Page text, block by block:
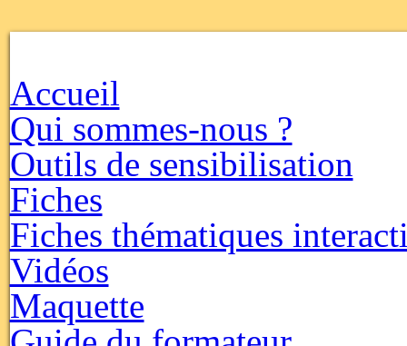
Accueil
Qui sommes-nous ?
Outils de sensibilisation
Fiches
Fiches thématiques
Vidéos
Maquette